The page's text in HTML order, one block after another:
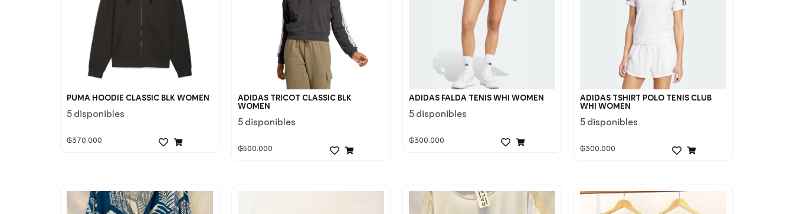
PUMA HOODIE CLASSIC BLK WOMEN
5 disponibles
₲370.000
ADIDAS TRICOT CLASSIC BLK
WOMEN
5 disponibles
₲500.000
ADIDAS FALDA TENIS WHI WOMEN
5 disponibles
₲300.000
ADIDAS TSHIRT POLO TENIS CLUB
WHI WOMEN
5 disponibles
₲300.000